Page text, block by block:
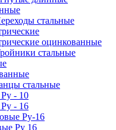
стальные
оцинкованные
стальные
стальные
- 10
- 16
Ру-16
Ру 16